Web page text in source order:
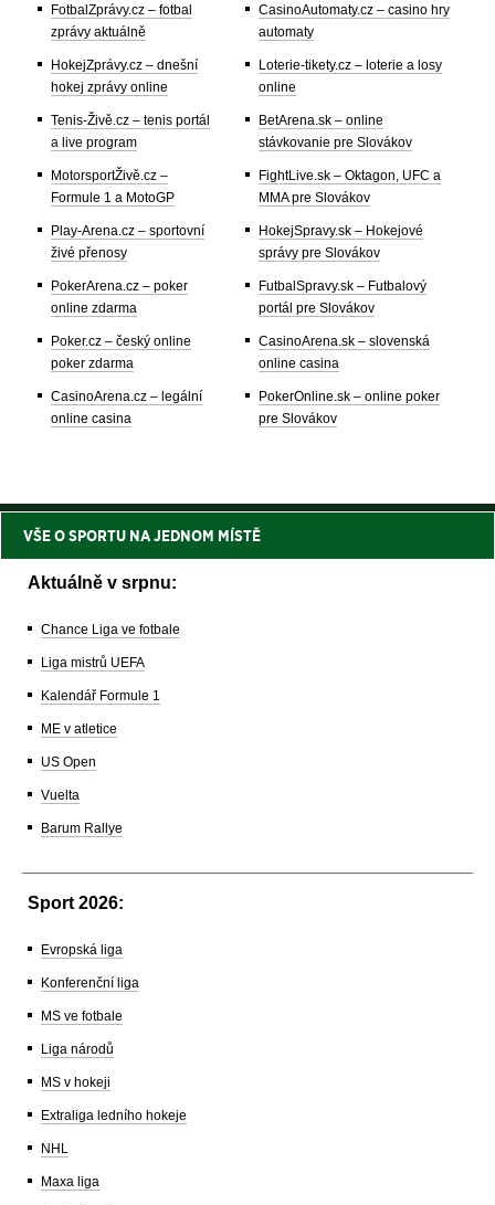
FotbalZprávy.cz – fotbal
zprávy aktuálně
HokejZprávy.cz – dnešní
hokej zprávy online
Tenis-Živě.cz – tenis portál
a live program
MotorsportŽivě.cz –
Formule 1 a MotoGP
Play-Arena.cz – sportovní
živé přenosy
PokerArena.cz – poker
online zdarma
Poker.cz – český online
poker zdarma
CasinoArena.cz – legální
online casina
CasinoAutomaty.cz – casino hry
automaty
Loterie-tikety.cz – loterie a losy
online
BetArena.sk – online
stávkovanie pre Slovákov
FightLive.sk – Oktagon, UFC a
MMA pre Slovákov
HokejSpravy.sk – Hokejové
správy pre Slovákov
FutbalSpravy.sk – Futbalový
portál pre Slovákov
CasinoArena.sk – slovenská
online casina
PokerOnline.sk – online poker
pre Slovákov
VŠE O SPORTU NA JEDNOM MÍSTĚ
Aktuálně v srpnu:
Chance Liga ve fotbale
Liga mistrů UEFA
Kalendář Formule 1
ME v atletice
US Open
Vuelta
Barum Rallye
Sport 2026:
Evropská liga
Konferenční liga
MS ve fotbale
Liga národů
MS v hokeji
Extraliga ledního hokeje
NHL
Maxa liga